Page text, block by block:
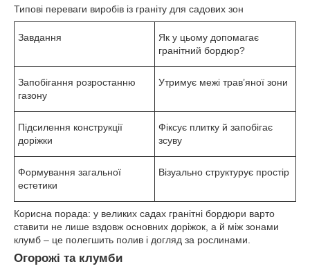
Типові переваги виробів із граніту для садових зон
Завдання
Як у цьому допомагає
гранітний бордюр?
Запобігання розростанню
газону
Утримує межі трав’яної зони
Підсилення конструкції
доріжки
Фіксує плитку й запобігає
зсуву
Формування загальної
естетики
Візуально структурує простір
Корисна порада: у великих садах гранітні бордюри варто
ставити не лише вздовж основних доріжок, а й між зонами
клумб – це полегшить полив і догляд за рослинами.
Огорожі та клумби